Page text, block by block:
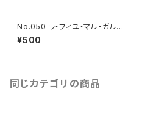
No.050 ラ・フィユ・マル・ガルデ
よりリーズのVa.
¥500
同じカテゴリの商品